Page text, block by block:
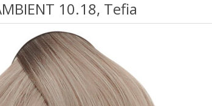
10.18, Tefia